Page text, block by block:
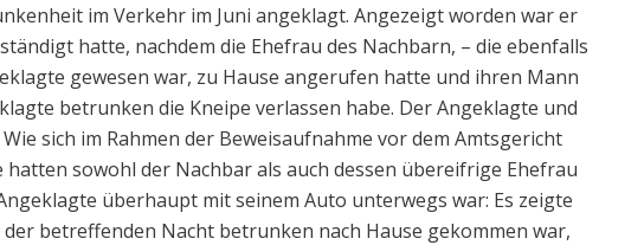
im Verkehr im Juni angeklagt. Angezeigt worden war er
hatte, nachdem die Ehefrau des Nachbarn, – die ebenfalls
gewesen war, zu Hause angerufen hatte und ihren Mann
betrunken die Kneipe verlassen habe. Der Angeklagte und
sich im Rahmen der Beweisaufnahme vor dem Amtsgericht
sowohl der Nachbar als auch dessen übereifrige Ehefrau
überhaupt mit seinem Auto unterwegs war: Es zeigte
betreffenden Nacht betrunken nach Hause gekommen war,